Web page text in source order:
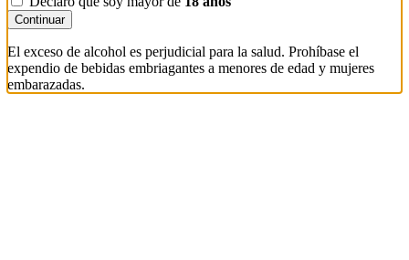
Continuar
El exceso de alcohol es perjudicial para la salud. Prohíbase el
expendio de bebidas embriagantes a menores de edad y mujeres
embarazadas.